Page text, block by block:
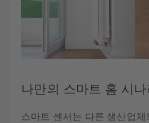
나만의 스마트 홈 시나
스마트 센서는 다른 생산업